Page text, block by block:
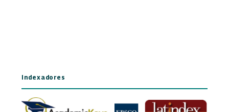
Indexadores